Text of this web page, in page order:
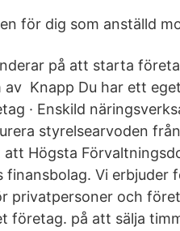
för dig som anställd
på att starta
Knapp Du har ett
· Enskild
styrelsearvoden
Högsta
finansbolag. Vi erbjuder
privatpersoner och
företag. på att sälja